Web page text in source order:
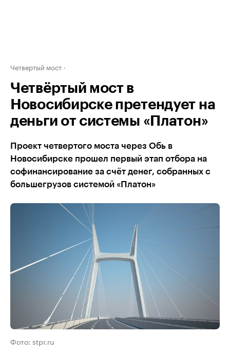
Четвертый мост
Четвёртый мост в
Новосибирске претендует на
деньги от системы «Платон»
Проект четвертого моста через Обь в
Новосибирске прошел первый этап отбора на
софинансирование за счёт денег, собранных с
большегрузов системой «Платон»
Фото: stpr.ru